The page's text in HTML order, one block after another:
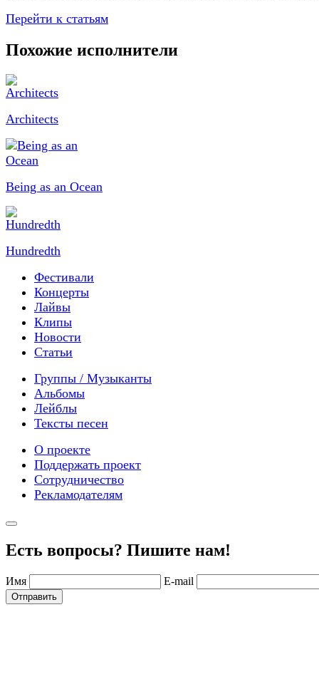
Перейти к статьям
Похожие исполнители
Architects
Being as an Ocean
Hundredth
Фестивали
Концерты
Лайвы
Клипы
Новости
Статьи
Группы / Музыканты
Альбомы
Лейблы
Тексты песен
О проекте
Поддержать проект
Сотрудничество
Рекламодателям
Есть вопросы? Пишите нам!
Имя E-mail